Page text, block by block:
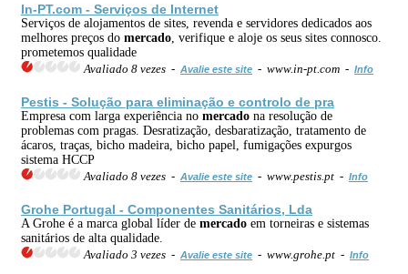
In-PT.com - Serviços de Internet
Serviços de alojamentos de sites, revenda e servidores dedicados aos
melhores preços do mercado , verifique e aloje os seus sites connosco.
prometemos qualidade
Avaliado 8 vezes - Avalie este site - www.in-pt.com - Info
Pestis - Solução para eliminação e controlo de pra
Empresa com larga experiência no mercado na resolução de
problemas com pragas. Desratização, desbaratização, tratamento de
ácaros, traças, bicho madeira, bicho papel, fumigações expurgos
sistema HCCP
Avaliado 8 vezes - Avalie este site - www.pestis.pt - Info
Grohe Portugal - Componentes Sanitários, Lda
A Grohe é a marca global líder de mercado em torneiras e sistemas
sanitários de alta qualidade.
Avaliado 3 vezes - Avalie este site - www.grohe.pt - Info